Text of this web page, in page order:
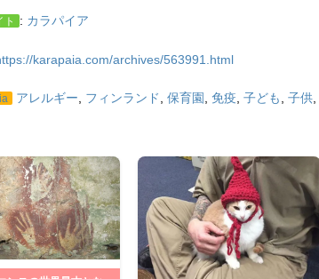
ト : カラパイア
karapaia.com/archives/563991.html
アレルギー フィンランド 保育園 免疫 子ども 子供